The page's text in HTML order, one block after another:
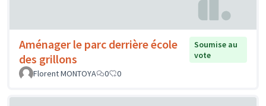
Aménager le parc derrière école
des grillons
Soumise au
vote
Florent MONTOYA
0 0